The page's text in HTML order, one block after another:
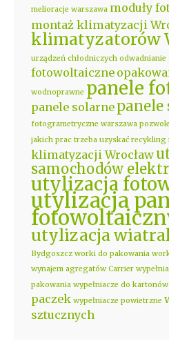
melioracje warszawa moduły
montaż klimatyzacji
klimatyzatorów
urządzeń chłodniczych
fotowoltaiczne
wodnoprawne panele
panele solarne panele
fotogrametryczne warszawa
jakich prac trzeba uzyskać recykling
klimatyzacji Wrocław
samochodów
utylizacja
utylizacja
utylizacja
Bydgoszcz worki do pakowania
wynajem agregatów Carrier
pakowania wypełniacze do kartonów
paczek wypełniacze powietrzne
sztucznych